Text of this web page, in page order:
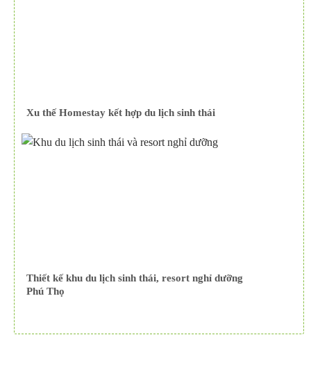
Xu thế Homestay kết hợp du lịch sinh thái
Thiết kế khu du lịch sinh thái, resort nghỉ dưỡng
Phú Thọ